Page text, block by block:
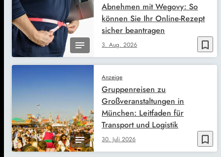
bookmark_border
3. Aug. 2026
Abnehmen mit Wegovy: So
können Sie Ihr Online-Rezept
sicher beantragen
bookmark_border
Anzeige
30. Juli 2026
Gruppenreisen zu
Großveranstaltungen in
München: Leitfaden für
Transport und Logistik